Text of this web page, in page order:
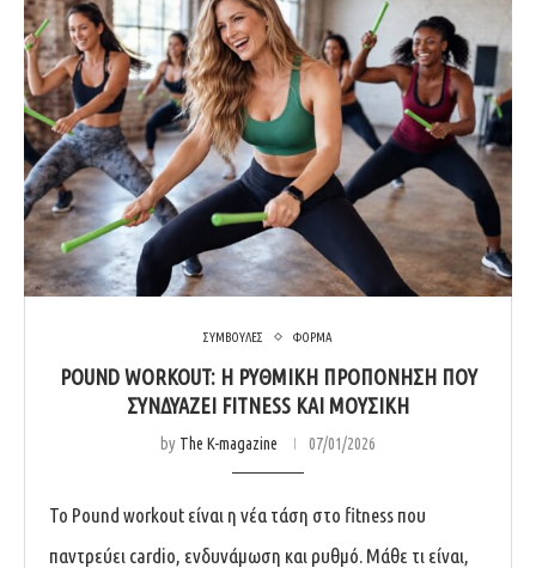
ΣΥΜΒΟΥΛΕΣ ΦΟΡΜΑ
POUND WORKOUT: Η ΡΥΘΜΙΚΉ ΠΡΟΠΌΝΗΣΗ ΠΟΥ
ΣΥΝΔΥΆΖΕΙ FITNESS ΚΑΙ ΜΟΥΣΙΚΉ
by The K-magazine 07/01/2026
Το Pound workout είναι η νέα τάση στο fitness που
παντρεύει cardio, ενδυνάμωση και ρυθμό. Μάθε τι είναι,